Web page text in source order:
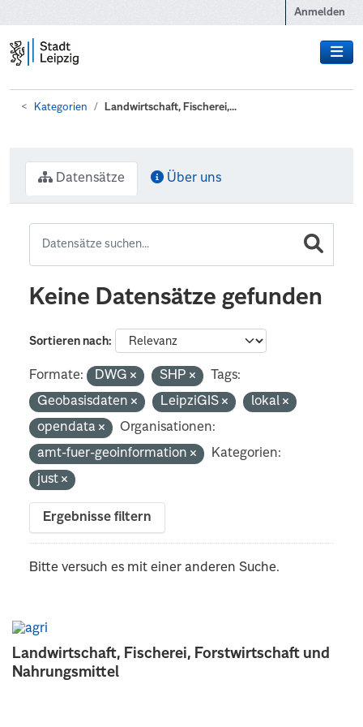
Anmelden
Kategorien Landwirtschaft, Fischerei,...
Landwirtschaft, Fischerei, Forstwirtschaft und
Nahrungsmittel
Datensätze Über uns
Keine Datensätze gefunden
Sortieren nach
Formate: DWG SHP
Tags:
Geobasisdaten
LeipziGIS
lokal
opendata
Organisationen:
amt-fuer-geoinformation
Kategorien:
just
Ergebnisse filtern
Bitte versuch es mit einer anderen Suche.